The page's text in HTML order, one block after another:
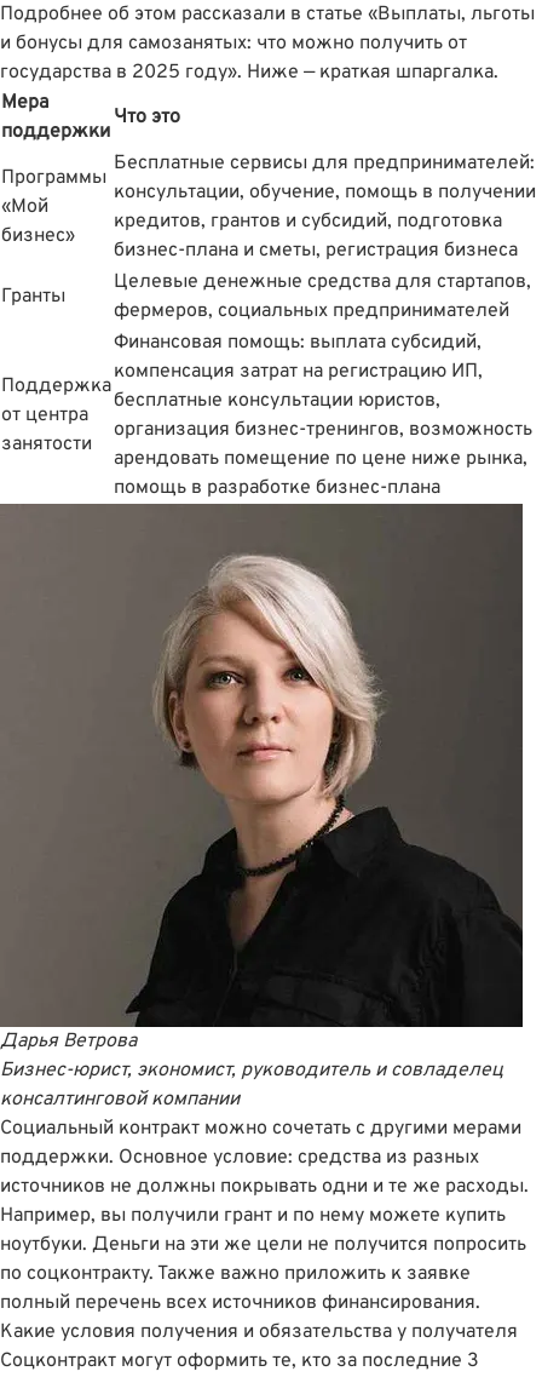
Подробнее об этом рассказали в статье «Выплаты, льготы
и бонусы для самозанятых: что можно получить от
государства в 2025 году». Ниже — краткая шпаргалка.
Мера
поддержки
Что это
Программы
«Мой
бизнес»
Бесплатные сервисы для предпринимателей:
консультации, обучение, помощь в получении
кредитов, грантов и субсидий, подготовка
бизнес-плана и сметы, регистрация бизнеса
Гранты
Целевые денежные средства для стартапов,
фермеров, социальных предпринимателей
Поддержка
от центра
занятости
Финансовая помощь: выплата субсидий,
компенсация затрат на регистрацию ИП,
бесплатные консультации юристов,
организация бизнес-тренингов, возможность
арендовать помещение по цене ниже рынка,
помощь в разработке бизнес-плана
Дарья Ветрова
Бизнес-юрист, экономист, руководитель и совладелец
консалтинговой компании
Социальный контракт можно сочетать с другими мерами
поддержки. Основное условие: средства из разных
источников не должны покрывать одни и те же расходы.
Например, вы получили грант и по нему можете купить
ноутбуки. Деньги на эти же цели не получится попросить
по соцконтракту. Также важно приложить к заявке
полный перечень всех источников финансирования.
Какие условия получения и обязательства у получателя
Соцконтракт могут оформить те, кто за последние 3